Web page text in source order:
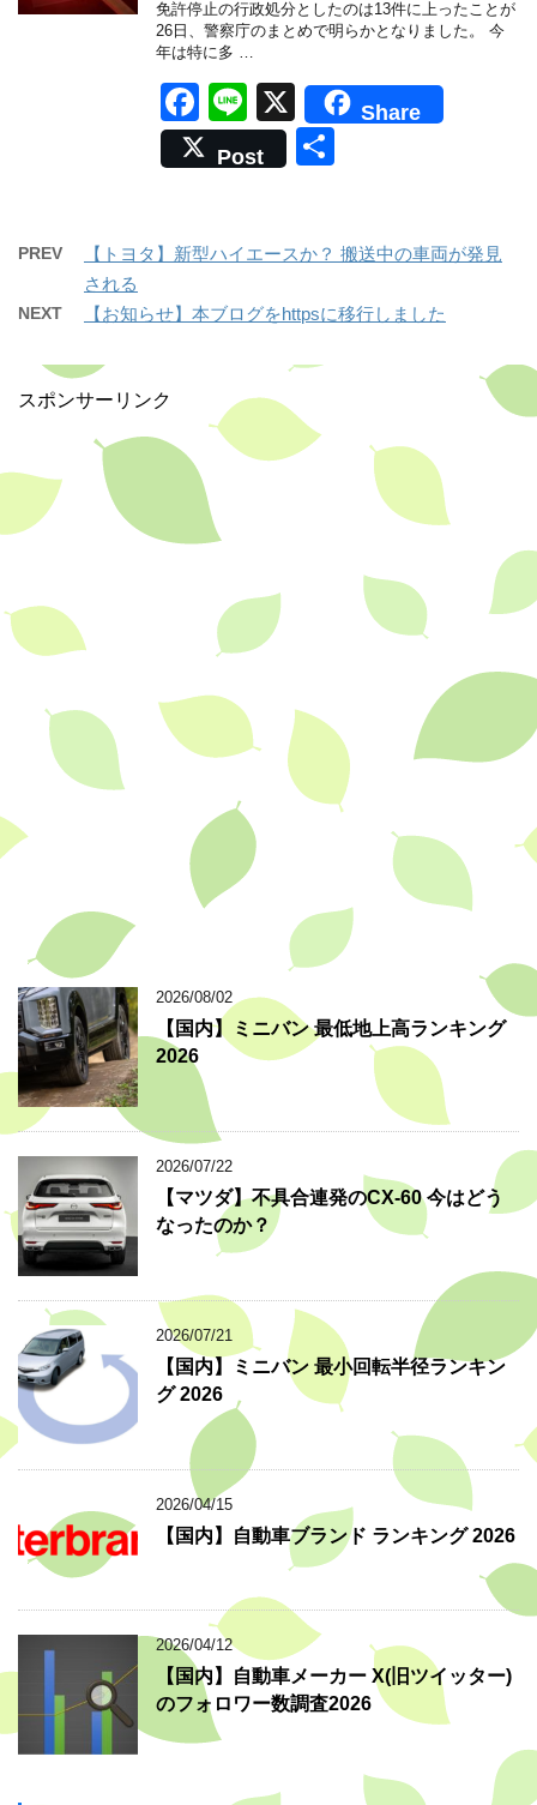
k
免許停止の行政処分としたのは13件に上ったことが
26日、警察庁のまとめで明らかとなりました。 今
年は特に多 …
F
a
c
b
o
o
Li
n
e
X
Share
Post
PREV
【トヨタ】新型ハイエースか？ 搬送中の車両が発見
される
NEXT 【お知らせ】本ブログをhttpsに移行しました
スポンサーリンク
2026/08/02
【国内】ミニバン 最低地上高ランキング
2026
2026/07/22
【マツダ】不具合連発のCX-60 今はどう
なったのか？
2026/07/21
【国内】ミニバン 最小回転半径ランキン
グ 2026
2026/04/15
【国内】自動車ブランド ランキング 2026
2026/04/12
【国内】自動車メーカー X(旧ツイッター)
のフォロワー数調査2026